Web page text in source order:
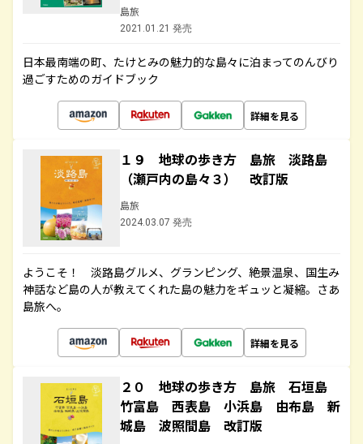
島旅
2021.01.21 発売
日本最南端の町、たけとみの魅力的な島々に泊まってのんびり
過ごすためのガイドブック
詳細を見る
１９ 地球の歩き方 島旅 淡路島
（瀬戸内の島々３） 改訂版
島旅
2024.03.07 発売
ようこそ！ 淡路島グルメ、グランピング、絶景温泉、国生み
神話など島の人が教えてくれた島の魅力をギュッと凝縮。さあ
島旅へ。
詳細を見る
２０ 地球の歩き方 島旅 石垣島
竹富島 西表島 小浜島 由布島 新
城島 波照間島 改訂版